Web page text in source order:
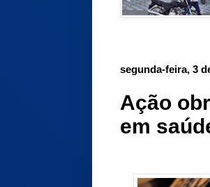
segunda-feira, 3
Ação
em